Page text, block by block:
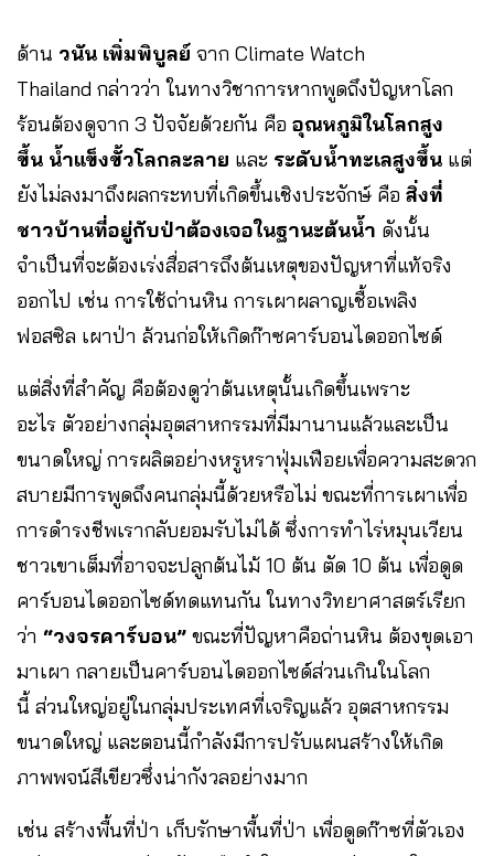
ด้าน วนัน เพิ่มพิบูลย์ จาก Climate Watch
Thailand กล่าวว่า ในทางวิชาการหากพูดถึงปัญหาโลก
ร้อนต้องดูจาก 3 ปัจจัยด้วยกัน คือ อุณหภูมิในโลกสูง
ขึ้น น้ำแข็งขั้วโลกละลาย และ ระดับน้ำทะเลสูงขึ้น แต่
ยังไม่ลงมาถึงผลกระทบที่เกิดขึ้นเชิงประจักษ์ คือ สิ่งที่
ชาวบ้านที่อยู่กับป่าต้องเจอในฐานะต้นน้ำ ดังนั้น
จำเป็นที่จะต้องเร่งสื่อสารถึงต้นเหตุของปัญหาที่แท้จริง
ออกไป เช่น การใช้ถ่านหิน การเผาผลาญเชื้อเพลิง
ฟอสซิล เผาป่า ล้วนก่อให้เกิดก๊าซคาร์บอนไดออกไซด์
แต่สิ่งที่สำคัญ คือต้องดูว่าต้นเหตุนั้นเกิดขึ้นเพราะ
อะไร ตัวอย่างกลุ่มอุตสาหกรรมที่มีมานานแล้วและเป็น
ขนาดใหญ่ การผลิตอย่างหรูหราฟุ่มเฟือยเพื่อความสะดวก
สบายมีการพูดถึงคนกลุ่มนี้ด้วยหรือไม่ ขณะที่การเผาเพื่อ
การดำรงชีพเรากลับยอมรับไม่ได้ ซึ่งการทำไร่หมุนเวียน
ชาวเขาเต็มที่อาจจะปลูกต้นไม้ 10 ต้น ตัด 10 ต้น เพื่อดูด
คาร์บอนไดออกไซด์ทดแทนกัน ในทางวิทยาศาสตร์เรียก
ว่า “วงจรคาร์บอน” ขณะที่ปัญหาคือถ่านหิน ต้องขุดเอา
มาเผา กลายเป็นคาร์บอนไดออกไซด์ส่วนเกินในโลก
นี้ ส่วนใหญ่อยู่ในกลุ่มประเทศที่เจริญแล้ว อุตสาหกรรม
ขนาดใหญ่ และตอนนี้กำลังมีการปรับแผนสร้างให้เกิด
ภาพพจน์สีเขียวซึ่งน่ากังวลอย่างมาก
เช่น สร้างพื้นที่ป่า เก็บรักษาพื้นที่ป่า เพื่อดูดก๊าซที่ตัวเอง